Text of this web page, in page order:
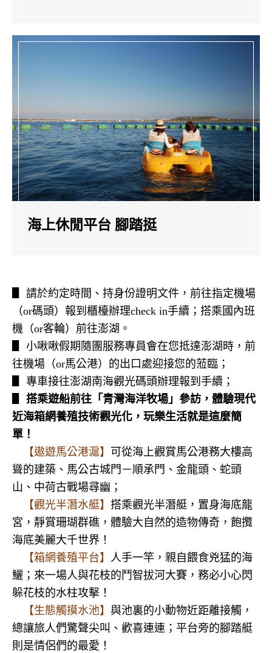
海上休閒平台 腳踏挺
▋ 請於約定時間、持身份證明文件，前往指定機場
（or碼頭）報到櫃檯辦理check in手續；搭乘國內班
機（or客輪）前往澎湖。
▋ 小啾啾假期隨團服務專員會在您抵達澎湖時，前
往機場（or馬公港）的出口處迎接您的蒞臨；
▋ 專車接往澎湖南海觀光碼頭辦理報到手續；
搭乘遊船前往「青灣海洋牧場」參訪， 體驗現代
近海箱網養殖技術觀光化， 玩樂生活就是這麼簡
單 ！
【遨遊馬公港滬】 可從海上觀賞馬公港務大樓高
聳的建築、馬公古城門－順承門、金龍頭、蛇頭
山、中荷古戰場尋幽；
【觀光半潛水艇】 搭乘觀光半潛艇，置身海底龍
宮，靜賞珊瑚群礁，體驗大自然的造物傳奇，飽攬
海底美麗大千世界！
【箱網養殖平台】 人手一竿，親自餵食兇猛的海
鱺；來一場人與花枝的鬥智拔河大賽，務必小心閃
躲花枝的水柱攻擊！
【生態觸摸水池】 與池裏的小動物近距離接觸，
總讓旅人們驚聲尖叫、歡喜連連；平台旁的腳踏艇
則是情侶們的最愛！